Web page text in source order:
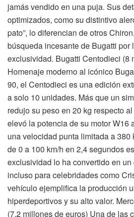
jamás vendido en una puja. Sus
optimizados, como su distintivo
pato”, lo diferencian de otros
búsqueda incesante de Bugatti por
exclusividad. Bugatti Centodieci (8
Homenaje moderno al icónico
90, el Centodieci es una edición
a solo 10 unidades. Más que un
redujo su peso en 20 kg respecto
elevó la potencia de su motor W16
una velocidad punta limitada a 380
de 0 a 100 km/h en 2,4 segundos
exclusividad lo ha convertido en
incluso para celebridades como
vehículo ejemplifica la producción
hiperdeportivos y su alto valor.
(7,2 millones de euros) Una de las